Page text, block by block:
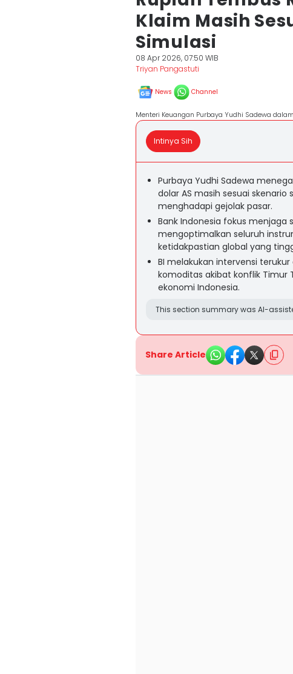
Klaim Masih
Simulasi
08 Apr 2026, 07:50 WIB
Triyan Pangastuti
News Channel
Menteri Keuangan Purbaya Yudhi Sadewa
Intinya Sih
Purbaya Yudhi Sadewa
dolar AS masih sesuai skenario
menghadapi gejolak pasar.
Bank Indonesia fokus menjaga
mengoptimalkan seluruh
ketidakpastian global yang
BI melakukan intervensi
komoditas akibat konflik Timur
ekonomi Indonesia.
This section summary was AI-
Share Article